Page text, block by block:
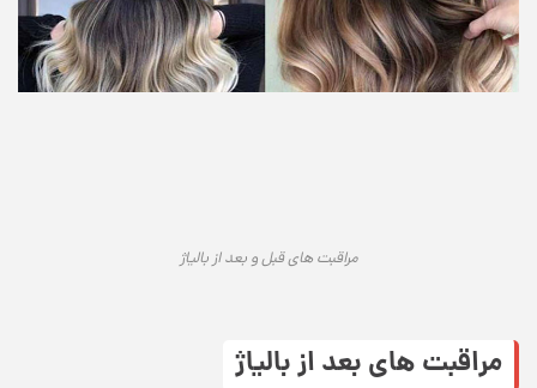
مراقبت های قبل و بعد از بالیاژ
مراقبت های بعد از بالیاژ